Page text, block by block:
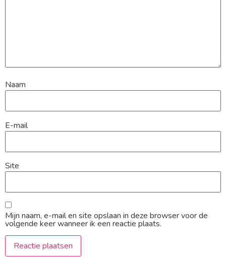
Naam
E-mail
Site
Mijn naam, e-mail en site opslaan in deze browser voor de
volgende keer wanneer ik een reactie plaats.